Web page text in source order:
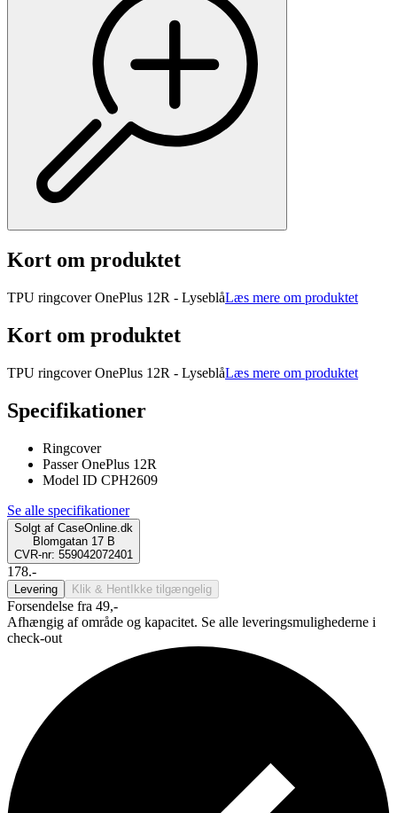
Kort om produktet
TPU ringcover OnePlus 12R - LyseblåLæs mere om produktet
Kort om produktet
TPU ringcover OnePlus 12R - LyseblåLæs mere om produktet
Specifikationer
Ringcover
Passer OnePlus 12R
Model ID CPH2609
Se alle specifikationer
Solgt af CaseOnline.dk
Blomgatan 17 B
CVR-nr: 559042072401
178.-
Levering Klik & Hent Ikke tilgængelig
Forsendelse fra 49,-
Afhængig af område og kapacitet. Se alle leveringsmulighederne i
check-out